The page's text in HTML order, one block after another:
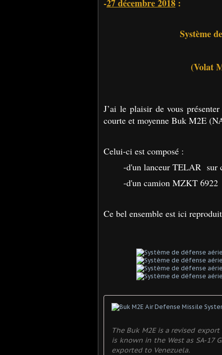
-27 décembre 2018 :
Système
(Volat
J’ai le plaisir de vous
courte et moyenne Buk M2E
Celui-ci est composé :
-d'un lanceur TELAR sur
-d'un camion MZKT 6922
Ce bel ensemble est ici
The Buk M2E is a revised
is known in the West as SA-17
exported to Venezuela.